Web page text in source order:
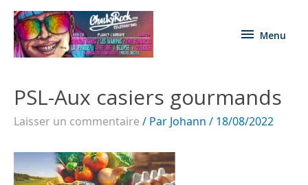
Menu
PSL-Aux casiers gourmands
Laisser un commentaire / Par Johann / 18/08/2022